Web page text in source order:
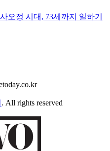
오정 시대, 73세까지 일하기
. All rights reserved